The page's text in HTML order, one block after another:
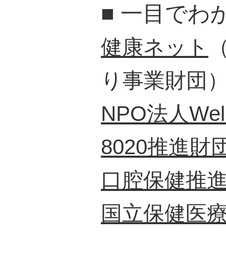
■ 一目でわ
健康ネット
り事業財団
NPO法人
8020推進財
口腔保健推
国立保健医